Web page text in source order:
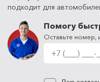
подходит для
Помогу
Оставьте номер,